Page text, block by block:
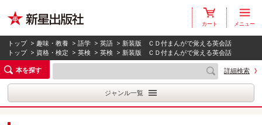
カート メニュー
トップ >趣味・教養 >語学 >英語 > 新装版 ＣＤ付まんがで覚える英会話
トップ > 資格・検定 >英検 >英検 > 新装版 ＣＤ付まんがで覚える英会話
本を探す
詳細検索
ジャンル一覧